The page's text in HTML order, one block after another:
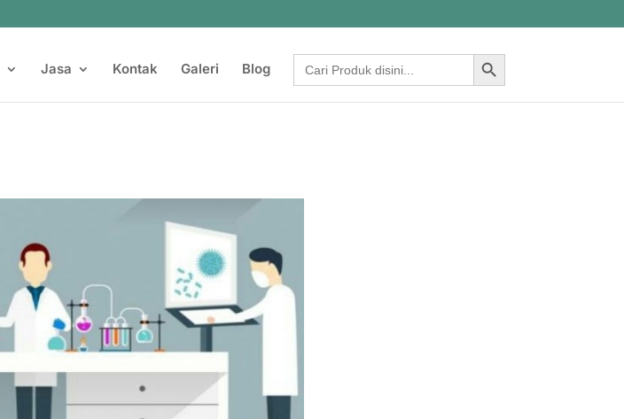
Jasa Kontak Galeri Blog
Search
for:
Search Button